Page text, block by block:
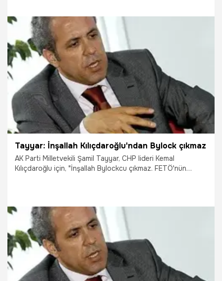
21.05.2017 Siyaset
Tayyar: İnşallah Kılıçdaroğlu'ndan Bylock çıkmaz
AK Parti Milletvekili Şamil Tayyar, CHP lideri Kemal
Kılıçdaroğlu için, "İnşallah Bylockcu çıkmaz. FETÖ'nün
29.09.2021 Gündem